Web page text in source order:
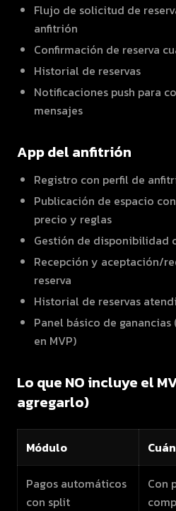
Flujo de solicitud de
anfitrión
Confirmación de reserva
Historial de reservas
Notificaciones push para
mensajes
App del anfitrión
Registro con perfil de
Publicación de espacio
precio y reglas
Gestión de disponibilidad
Recepción y aceptación/
reserva
Historial de reservas
Panel básico de
en MVP)
Lo que NO incluye el
agregarlo)
Módulo
Pagos automáticos
con split
Con